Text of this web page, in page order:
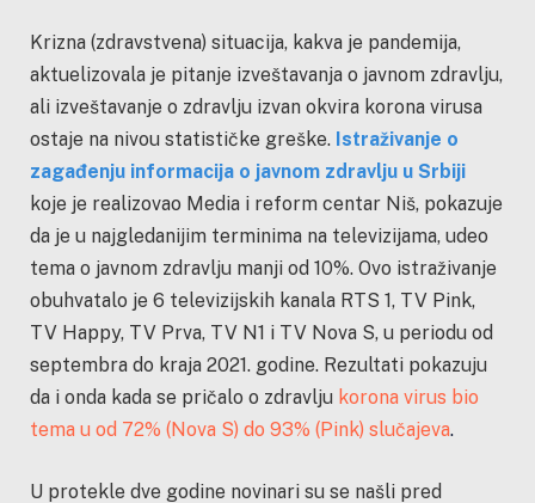
Krizna (zdravstvena) situacija, kakva je pandemija,
aktuelizovala je pitanje izveštavanja o javnom zdravlju,
ali izveštavanje o zdravlju izvan okvira korona virusa
ostaje na nivou statističke greške. Istraživanje o
zagađenju informacija o javnom zdravlju u Srbiji
koje je realizovao Media i reform centar Niš, pokazuje
da je u najgledanijim terminima na televizijama, udeo
tema o javnom zdravlju manji od 10%. Ovo istraživanje
obuhvatalo je 6 televizijskih kanala RTS 1, TV Pink,
TV Happy, TV Prva, TV N1 i TV Nova S, u periodu od
septembra do kraja 2021. godine. Rezultati pokazuju
da i onda kada se pričalo o zdravlju korona virus bio
tema u od 72% (Nova S) do 93% (Pink) slučajeva.
U protekle dve godine novinari su se našli pred